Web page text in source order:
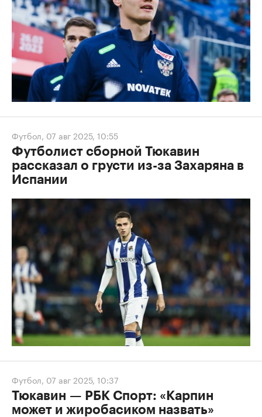
Футбол, 07 авг 2025, 10:55
Футболист сборной Тюкавин
рассказал о грусти из-за Захаряна в
Испании
Футбол, 07 авг 2025, 10:37
Тюкавин — РБК Спорт: «Карпин
может и жиробасиком назвать»